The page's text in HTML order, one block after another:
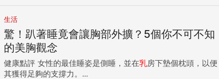
生活
驚！趴著睡竟會讓胸部外擴？5個你不可不知
的美胸觀念
健康點評 女性的最佳睡姿是側睡，並在乳房下墊個枕頭，以便
其獲得足夠的支撐力。...